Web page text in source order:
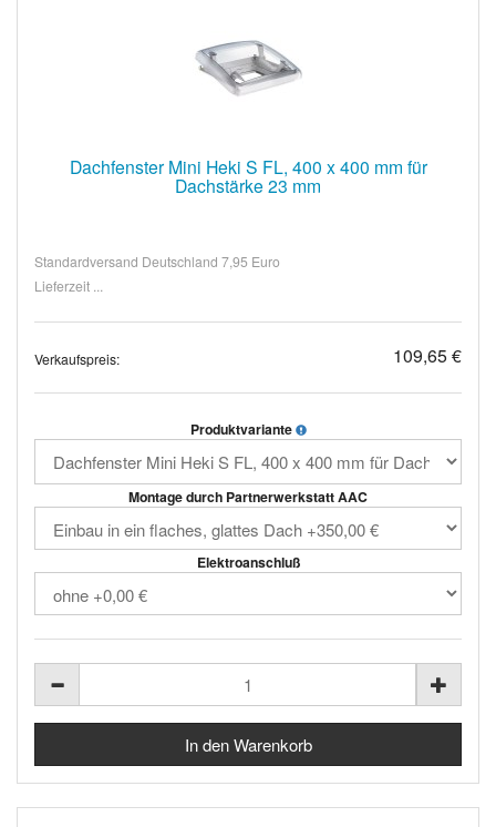
Dachfenster Mini Heki S FL, 400 x 400 mm für
Dachstärke 23 mm
Standardversand Deutschland 7,95 Euro
Lieferzeit ...
Verkaufspreis: 109,65 €
Produktvariante
Montage durch Partnerwerkstatt AAC
Elektroanschluß